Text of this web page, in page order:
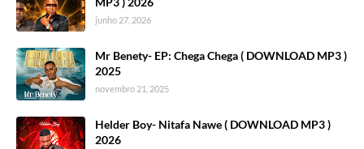
junho 27, 2026
Mr Benety- EP: Chega Chega ( DOWNLOAD MP3 )
2025
novembro 21, 2025
Helder Boy- Nitafa Nawe ( DOWNLOAD MP3 )
2026